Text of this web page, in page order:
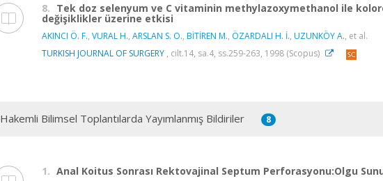
8. Tek doz selenyum ve C vitaminin methylazoxymethanol ile
değişiklikler üzerine etkisi
AKINCI Ö. F., VURAL H., ARSLAN S. O., BİTİREN M., ÖZARDALI H. İ., UZUNKÖY A., et al.
TURKISH JOURNAL OF SURGERY , cilt.14, sa.4, ss.259-263, 1998 (Scopus)
Hakemli Bilimsel Toplantılarda Yayımlanmış Bildiriler 8
1. Anal Koitus Sonrası Rektovajinal Septum Perforasyonu:Olgu